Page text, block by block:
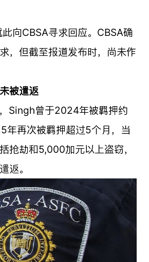
向CBSA寻求回应。CBSA确
，但截至报道发布时，尚未作
被遣返
Singh曾于2024年被羁押约
年再次被羁押超过5个月，当
抢劫和5,000加元以上盗窃，
返。